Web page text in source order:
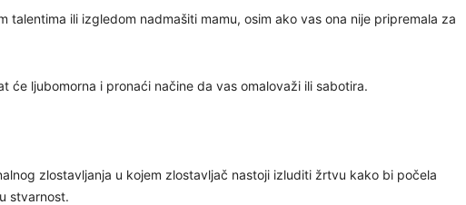
talentima ili izgledom nadmašiti mamu, osim ako vas ona nije pripremala za
će ljubomorna i pronaći načine da vas omalovaži ili sabotira.
zlostavljanja u kojem zlostavljač nastoji izluditi žrtvu kako bi počela
stvarnost.